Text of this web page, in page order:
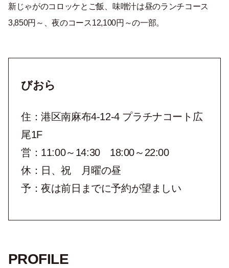
新じゃがのコロッケとご飯、味噌汁は昼のランチコース
3,850円～、夜のコース12,100円～の一部。
びおら
住：港区南麻布4-12-4 プラチナコート広
尾1F
営：11:00～14:30 18:00～22:00
休：日、祝 月曜の昼
予：夜は前日までに予約が望ましい
PROFILE